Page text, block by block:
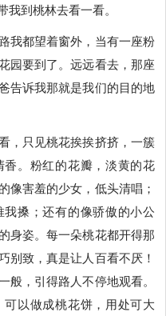
到桃林去看一看。
我都望着窗外，当有一座粉
园要到了。远远看去，那座
告诉我那就是我们的目的地
，只见桃花挨挨挤挤，一簇
。粉红的花瓣，淡黄的花
像害羞的少女，低头清唱；
搡；还有的像骄傲的小公
身姿。每一朵桃花都开得那
别致，真是让人百看不厌！
，引得路人不停地观看。
以做成桃花饼，用处可大